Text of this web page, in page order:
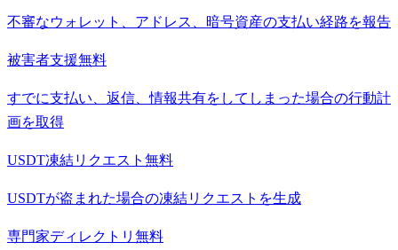
不審なウォレット、アドレス、暗号資産の支払い経路を報告
被害者支援無料
すでに支払い、返信、情報共有をしてしまった場合の行動計
画を取得
USDT凍結リクエスト 無料
USDTが盗まれた場合の凍結リクエストを生成
専門家ディレクトリ 無料